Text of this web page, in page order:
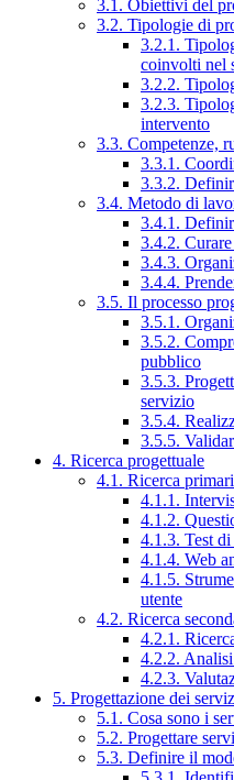
3.1. Obiettivi del
3.2. Tipologie di
3.2.1.
coinvolti nel
3.2.2.
3.2.3.
intervento
3.3. Competenze,
3.3.1.
3.3.2.
3.4. Metodo di
3.4.1.
3.4.2.
3.4.3.
3.4.4.
3.5. Il processo
3.5.1.
3.5.2.
pubblico
3.5.3.
servizio
3.5.4.
3.5.5.
4. Ricerca progettuale
4.1. Ricerca
4.1.1.
4.1.2.
4.1.3. Test
4.1.4. Web
4.1.5.
utente
4.2. Ricerca
4.2.1.
4.2.2.
4.2.3.
5. Progettazione dei
5.1. Cosa sono i
5.2. Progettare
5.3. Definire il